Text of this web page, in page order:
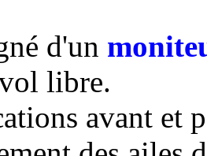
d'un
libre.
avant et